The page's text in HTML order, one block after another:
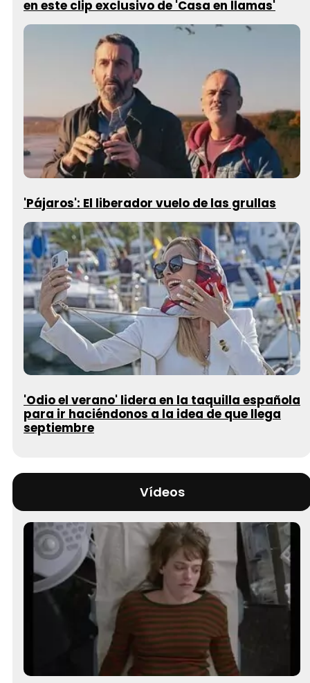
en este clip exclusivo de 'Casa en llamas'
'Pájaros': El liberador vuelo de las grullas
'Odio el verano' lidera en la taquilla española
para ir haciéndonos a la idea de que llega
septiembre
Vídeos